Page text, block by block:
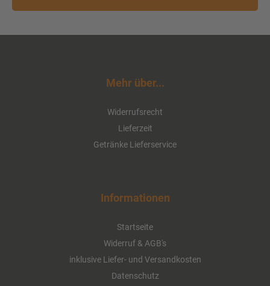
( inkl. 19 % MwSt. zzgl.Versandkosten
Details
Mehr über...
Widerrufsrecht
Lieferzeit
Getränke Lieferservice
Informationen
Startseite
Widerruf & AGB's
inklusive Liefer- und Versandkosten
Datenschutz